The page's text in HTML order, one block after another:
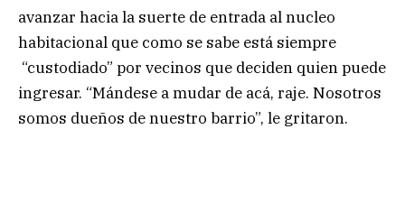
avanzar hacia la suerte de entrada al nucleo
habitacional que como se sabe está siempre
“custodiado” por vecinos que deciden quien puede
ingresar. “Mándese a mudar de acá, raje. Nosotros
somos dueños de nuestro barrio”, le gritaron.